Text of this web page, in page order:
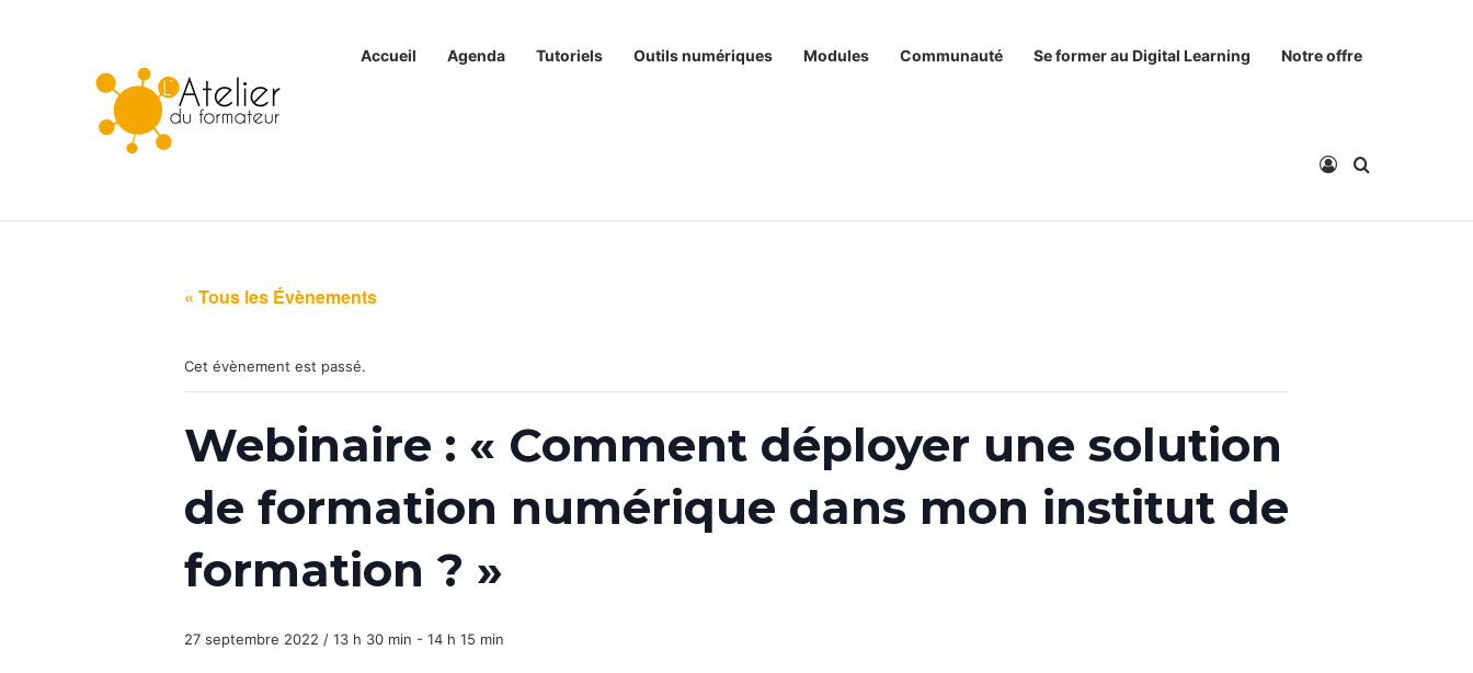
Accueil Agenda Tutoriels Outils numériques Modules Communauté Se former au Digital Learning Notre offre
Connexion
Rechercher
« Tous les Évènements
Cet évènement est passé.
Webinaire : « Comment déployer une solution
de formation numérique dans mon institut de
formation ? »
27 septembre 2022 / 13 h 30 min - 14 h 15 min